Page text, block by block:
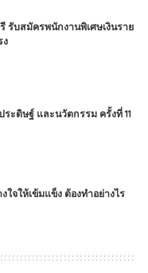
รับสมัครพนักงานพิเศษเงินราย
ง
ะดิษฐ์ และนวัตกรรม ครั้งที่ 11
จให้เข้มแข็ง ต้องทำอย่างไร